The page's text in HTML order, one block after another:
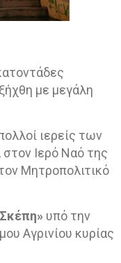
με μεγάλη
ιερείς των
Ιερό Ναό της
Μητροπολιτικό
υπό την
Αγρινίου κυρίας